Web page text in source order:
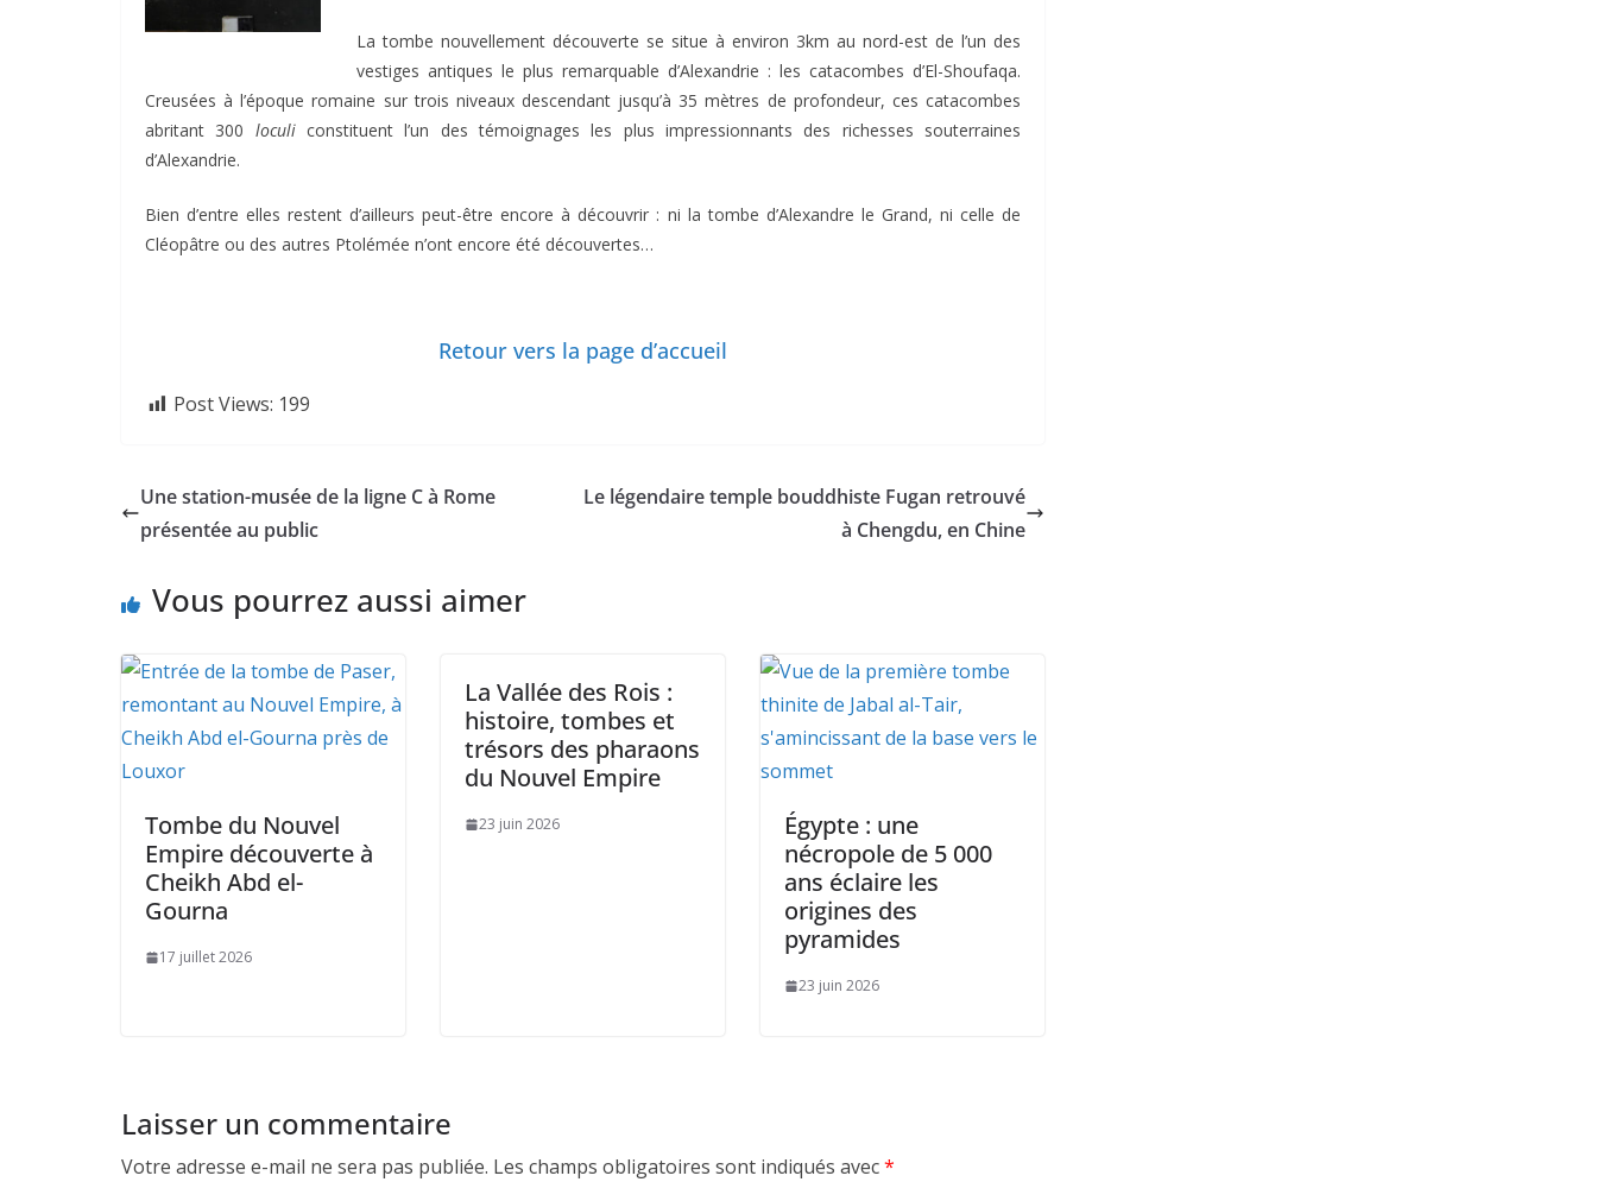
La tombe nouvellement découverte se situe à environ 3km au nord-est de l’un des
vestiges antiques le plus remarquable d’Alexandrie : les catacombes d’El-Shoufaqa.
Creusées à l’époque romaine sur trois niveaux descendant jusqu’à 35 mètres de profondeur, ces catacombes
abritant 300 loculiconstituent l’un des témoignages les plus impressionnants des richesses souterraines
d’Alexandrie.
Bien d’entre elles restent d’ailleurs peut-être encore à découvrir : ni la tombe d’Alexandre le Grand, ni celle de
Cléopâtre ou des autres Ptolémée n’ont encore été découvertes…
Retour vers la page d’accueil
Post Views: 199
Une station-musée de la ligne C à Rome
présentée au public
Le légendaire temple bouddhiste Fugan retrouvé
à Chengdu, en Chine
Vous pourrez aussi aimer
Tombe du Nouvel
Empire découverte à
Cheikh Abd el-
Gourna
17 juillet 2026
La Vallée des Rois :
histoire, tombes et
trésors des pharaons
du Nouvel Empire
23 juin 2026
Égypte : une
nécropole de 5 000
ans éclaire les
origines des
pyramides
23 juin 2026
Laisser un commentaire
Votre adresse e-mail ne sera pas publiée. Les champs obligatoires sont indiqués avec*